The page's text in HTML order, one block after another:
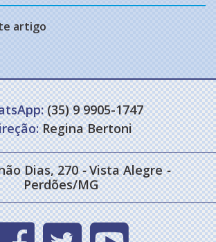
artigo
(35) 9 9905-1747
Regina Bertoni
Dias, 270- Vista Alegre-
Perdões/MG